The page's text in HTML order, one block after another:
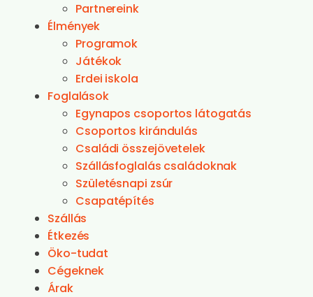
Partnereink
Élmények
Programok
Játékok
Erdei iskola
Foglalások
Egynapos csoportos látogatás
Csoportos kirándulás
Családi összejövetelek
Szállásfoglalás családoknak
Születésnapi zsúr
Csapatépítés
Szállás
Étkezés
Öko-tudat
Cégeknek
Árak